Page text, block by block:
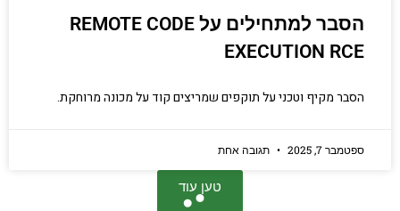
הסבר למתחילים על REMOTE CODE
EXECUTION RCE
הסבר מקיף וטכני על תוקפים שמריצים קוד על מכונה מרוחקת.
ספטמבר 7, 2025 תגובה אחת
טען עוד